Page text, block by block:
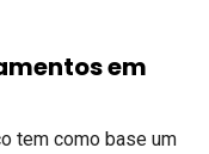
em
tem como base um